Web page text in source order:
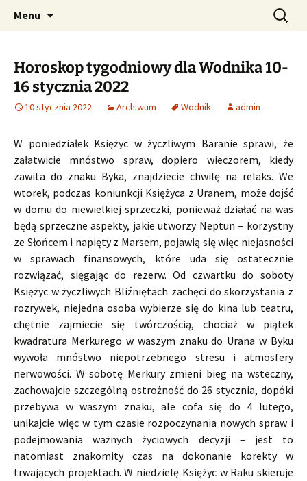
CzaroMarowy horoskop
dzienny, miesięczny i
tygodniowy
Profesjonalne przepowiednie astrologiczne
Menu Szukaj:
Horoskop tygodniowy dla Wodnika 10-
16 stycznia 2022
10 stycznia 2022 Archiwum Wodnik admin
W poniedziałek Księżyc w życzliwym Baranie sprawi, że
załatwicie mnóstwo spraw, dopiero wieczorem, kiedy
zawita do znaku Byka, znajdziecie chwilę na relaks. We
wtorek, podczas koniunkcji Księżyca z Uranem, może dojść
w domu do niewielkiej sprzeczki, ponieważ działać na was
będą sprzeczne aspekty, jakie utworzy Neptun – korzystny
ze Słońcem i napięty z Marsem, pojawią się więc niejasności
w sprawach finansowych, które uda się ostatecznie
rozwiązać, sięgając do rezerw. Od czwartku do soboty
Księżyc w życzliwych Bliźniętach zachęci do skorzystania z
rozrywek, niejedna osoba wybierze się do kina lub teatru,
chętnie zajmiecie się twórczością, chociaż w piątek
kwadratura Merkurego w waszym znaku do Urana w Byku
wywoła mnóstwo niepotrzebnego stresu i atmosfery
nerwowości. W sobotę Merkury zmieni bieg na wsteczny,
zachowajcie szczególną ostrożność do 26 stycznia, dopóki
przebywa w waszym znaku, ale cofa się do 4 lutego,
unikajcie więc w tym czasie rozpoczynania nowych spraw i
podejmowania ważnych życiowych decyzji – jest to
natomiast znakomity czas na dokonanie korekty w
trwających projektach. W niedzielę Księżyc w Raku skieruje